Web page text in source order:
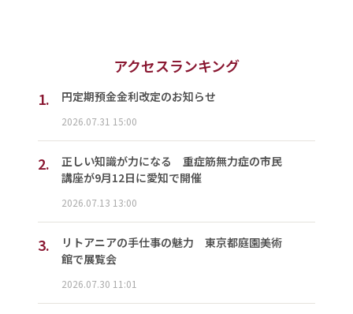
アクセスランキング
1.
円定期預金金利改定のお知らせ
2026.07.31 15:00
2.
正しい知識が力になる 重症筋無力症の市民
講座が9月12日に愛知で開催
2026.07.13 13:00
3.
リトアニアの手仕事の魅力 東京都庭園美術
館で展覧会
2026.07.30 11:01